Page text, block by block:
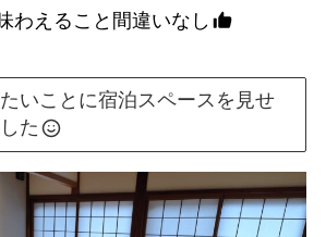
わえること間違いなし
いことに宿泊スペースを見せ
た